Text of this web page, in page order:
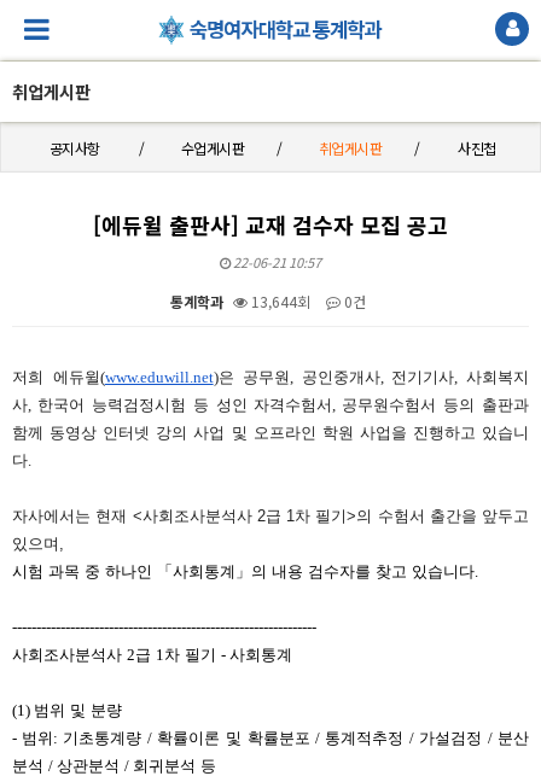
취업게시판
공지사항 수업게시판 취업게시판 사진첩
[에듀윌 출판사] 교재 검수자 모집 공고
22-06-21 10:57
통계학과 13,644회 0건
저희 에듀윌(www.eduwill.net)은 공무원, 공인중개사, 전기기사,사회복지
사, 한국어 능력검정시험 등 성인 자격수험서, 공무원수험서 등의 출판과
함께 동영상 인터넷 강의 사업 및 오프라인 학원 사업을 진행하고 있습니
다.
자사에서는 현재 <사회조사분석사 2급 1차 필기>의 수험서 출간을 앞두고
있으며,
시험 과목 중 하나인
「 사회통계 」 의 내용 검수자를 찾고 있습니다.
---------------------------------------------------------------
사회조사분석사 2급 1차 필기 - 사회통계
(1) 범위 및 분량
- 범위 : 기초통계량 / 확률이론 및 확률분포/ 통계적추정/ 가설검정/ 분산
분석 / 상관분석 / 회귀분석 등